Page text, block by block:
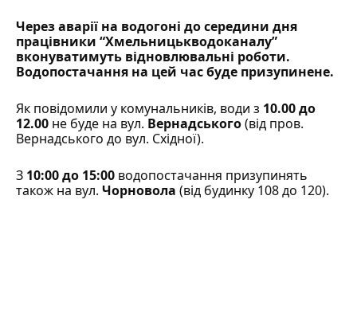
Через аварії на водогоні до середини дня
працівники “Хмельницькводоканалу”
вконуватимуть відновлювальні роботи.
Водопостачання на цей час буде призупинене.
Як повідомили у комунальників, води з 10.00 до
12.00 не буде на вул. Вернадського(від пров.
Вернадського до вул. Східної).
З 10:00 до 15:00 водопостачання призупинять
також на вул. Чорновола (від будинку 108 до 120).